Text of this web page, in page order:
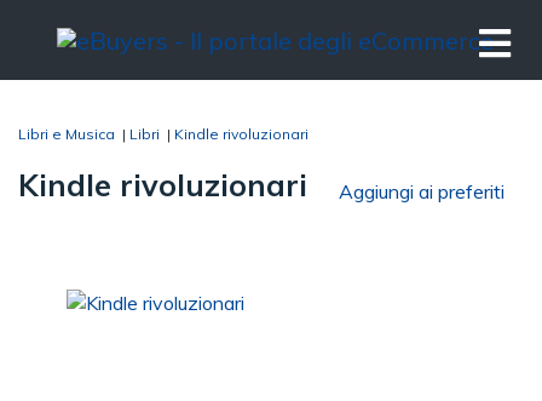
Libri e Musica | Libri | Kindle rivoluzionari
Kindle rivoluzionari Aggiungi ai preferiti